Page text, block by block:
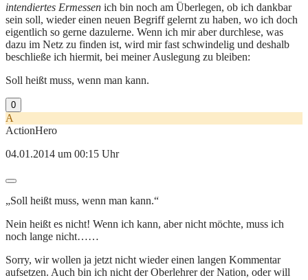
intendiertes Ermessen ich bin noch am Überlegen, ob ich dankbar
sein soll, wieder einen neuen Begriff gelernt zu haben, wo ich doch
eigentlich so gerne dazulerne. Wenn ich mir aber durchlese, was
dazu im Netz zu finden ist, wird mir fast schwindelig und deshalb
beschließe ich hiermit, bei meiner Auslegung zu bleiben:
Soll heißt muss, wenn man kann.
0
A
ActionHero
04.01.2014 um 00:15 Uhr
„Soll heißt muss, wenn man kann.“
Nein heißt es nicht! Wenn ich kann, aber nicht möchte, muss ich
noch lange nicht……
Sorry, wir wollen ja jetzt nicht wieder einen langen Kommentar
aufsetzen. Auch bin ich nicht der Oberlehrer der Nation, oder will